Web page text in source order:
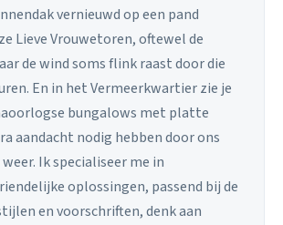
vernieuwd op een pand
Lieve Vrouwetoren, oftewel de
de wind soms flink raast door die
En in het Vermeerkwartier zie je
bungalows met platte
aandacht nodig hebben door ons
Ik specialiseer me in
oplossingen, passend bij de
en voorschriften, denk aan